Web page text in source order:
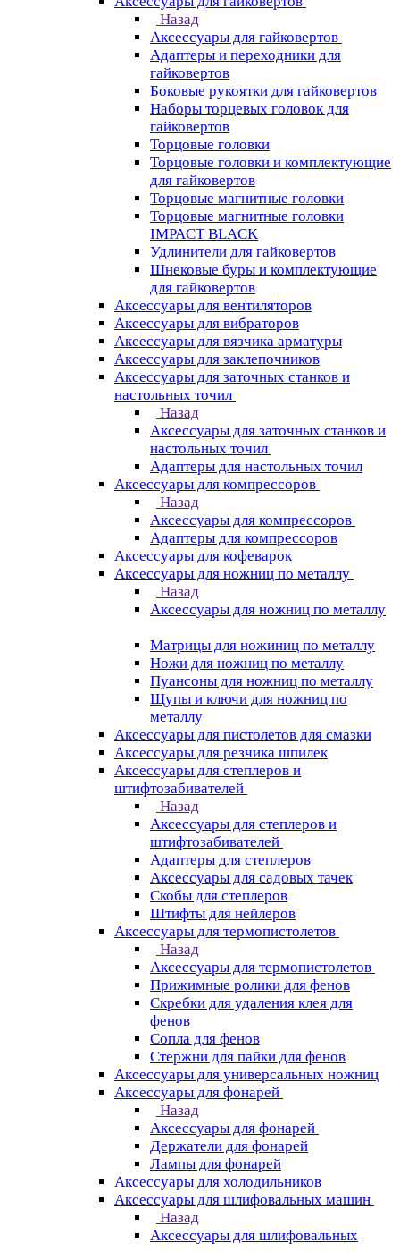
Назад
Аксессуары для гайковертов
Адаптеры и переходники для
гайковертов
Боковые рукоятки для гайковертов
Наборы торцевых головок для
гайковертов
Торцовые головки
Торцовые головки и комплектующие
для гайковертов
Торцовые магнитные головки
Торцовые магнитные головки
IMPACT BLACK
Удлинители для гайковертов
Шнековые буры и комплектующие
для гайковертов
Аксессуары для вентиляторов
Аксессуары для вибраторов
Аксессуары для вязчика арматуры
Аксессуары для заклепочников
Аксессуары для заточных станков и
настольных точил
Назад
Аксессуары для заточных станков и
настольных точил
Адаптеры для настольных точил
Аксессуары для компрессоров
Назад
Аксессуары для компрессоров
Адаптеры для компрессоров
Аксессуары для кофеварок
Аксессуары для ножниц по металлу
Назад
Аксессуары для ножниц по металлу
Матрицы для ножиниц по металлу
Ножи для ножниц по металлу
Пуансоны для ножниц по металлу
Щупы и ключи для ножниц по
металлу
Аксессуары для пистолетов для смазки
Аксессуары для резчика шпилек
Аксессуары для степлеров и
штифтозабивателей
Назад
Аксессуары для степлеров и
штифтозабивателей
Адаптеры для степлеров
Аксессуары для садовых тачек
Скобы для степлеров
Штифты для нейлеров
Аксессуары для термопистолетов
Назад
Аксессуары для термопистолетов
Прижимные ролики для фенов
Скребки для удаления клея для
фенов
Сопла для фенов
Стержни для пайки для фенов
Аксессуары для универсальных ножниц
Аксессуары для фонарей
Назад
Аксессуары для фонарей
Держатели для фонарей
Лампы для фонарей
Аксессуары для холодильников
Аксессуары для шлифовальных машин
Назад
Аксессуары для шлифовальных